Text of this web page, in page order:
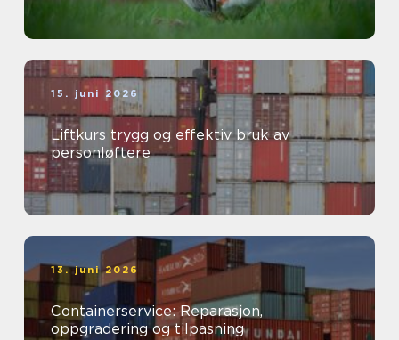
15. juni 2026
Liftkurs trygg og effektiv bruk av
personløftere
13. juni 2026
Containerservice: Reparasjon,
oppgradering og tilpasning